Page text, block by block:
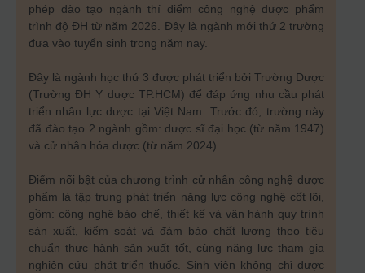
phép đào tạo ngành thí điểm công nghệ dược phẩm
trình độ ĐH từ năm 2026. Đây là ngành mới thứ 2 trường
đưa vào tuyển sinh trong năm nay.
Đây là ngành học thứ 3 được phát triển bởi Trường Dược
(Trường ĐH Y dược TP.HCM) để đáp ứng nhu cầu phát
triển nhân lực dược tại Việt Nam. Trước đó, trường này
đã đào tạo 2 ngành gồm: dược sĩ đại học (từ năm 1947)
và cử nhân hóa dược (từ năm 2024).
Điểm nổi bật của chương trình cử nhân công nghệ dược
phẩm là tập trung phát triển năng lực công nghệ cốt lõi,
gồm: công nghệ bào chế, thiết kế và vận hành quy trình
sản xuất, kiểm soát và đảm bảo chất lượng theo tiêu
chuẩn thực hành sản xuất tốt, cùng năng lực tham gia
nghiên cứu phát triển thuốc. Sinh viên không chỉ được